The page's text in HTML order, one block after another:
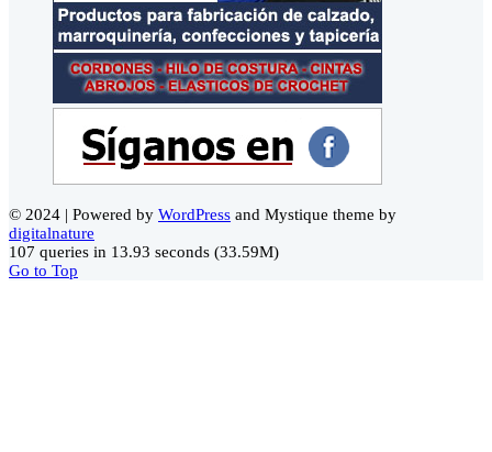
© 2024 | Powered by WordPress and Mystique theme by
digitalnature
107 queries in 13.93 seconds (33.59M)
Go to Top